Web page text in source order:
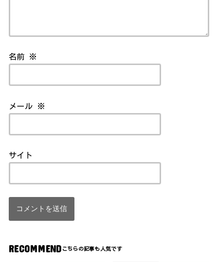
名前 ※
メール ※
サイト
RECOMMEND